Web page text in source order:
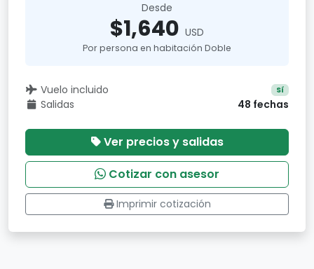
Desde
$1,640 USD
Por persona en habitación Doble
Vuelo incluido Sí
Salidas 48 fechas
Ver precios y salidas
Cotizar con asesor
Imprimir cotización